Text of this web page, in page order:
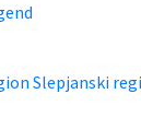
Slepjanski